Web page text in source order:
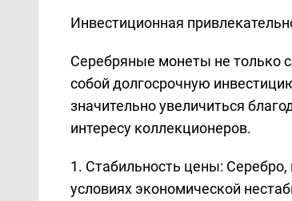
Инвестиционная
Серебряные монеты не только
собой долгосрочную
значительно увеличиться
интересу коллекционеров.
1. Стабильность цены:
условиях экономической